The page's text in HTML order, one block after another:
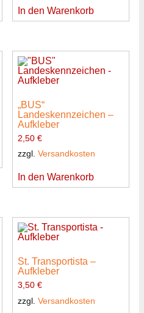
In den Warenkorb
„BUS“
Landeskennzeichen –
Aufkleber
2,50 €
zzgl. Versandkosten
In den Warenkorb
St. Transportista –
Aufkleber
3,50 €
zzgl. Versandkosten